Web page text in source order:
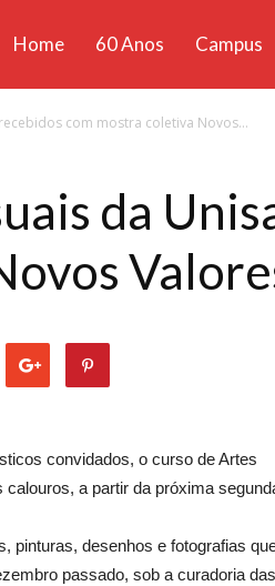
Home 60 Anos Campus
com mostra coletiva Novos...
da
convidados, o curso de Artes
a partir da próxima
pinturas, desenhos e fotografias
passado, sob a curadoria das